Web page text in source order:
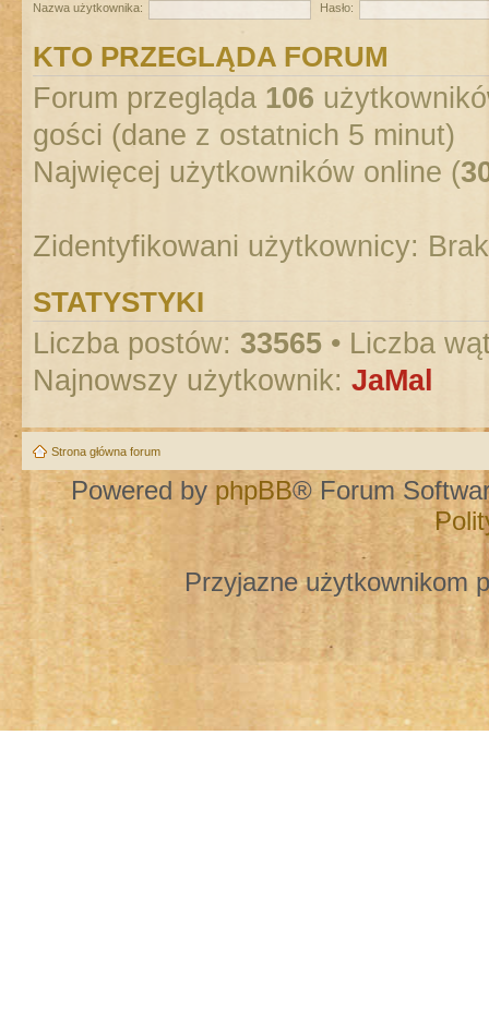
Nazwa użytkownika:
Hasło:
KTO PRZEGLĄDA FORUM
Forum przegląda 106
gości (dane z ostatnich 5 minut)
Najwięcej użytkowników online (
Zidentyfikowani użytkownicy:
STATYSTYKI
Liczba postów: 33565 • Liczba
Najnowszy użytkownik: JaMal
Strona główna forum
Powered by phpBB® Forum
Przyjazne użytkownikom